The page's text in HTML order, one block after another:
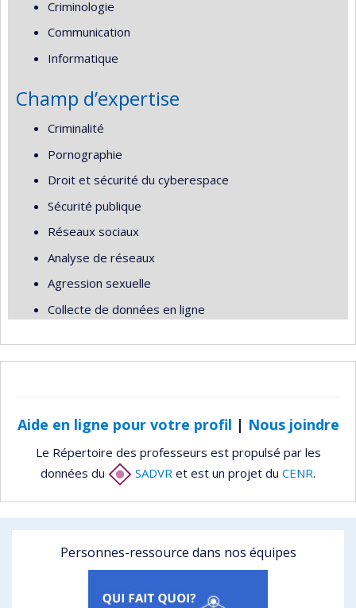
Criminologie
Communication
Informatique
Champ d’expertise
Criminalité
Pornographie
Droit et sécurité du cyberespace
Sécurité publique
Réseaux sociaux
Analyse de réseaux
Agression sexuelle
Collecte de données en ligne
Aide en ligne pour votre profil | Nous joindre
Le Répertoire des professeurs est propulsé par les
données du
SADVR et est un projet du CENR.
Personnes-ressource dans nos équipes